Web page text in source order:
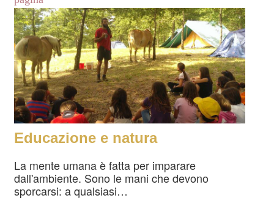
Educazione e natura
La mente umana è fatta per imparare
dall'ambiente. Sono le mani che devono
sporcarsi: a qualsiasi…